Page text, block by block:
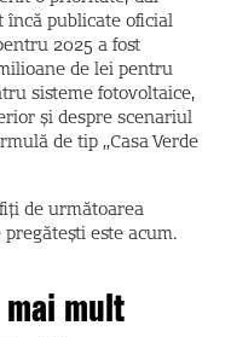
publicate oficial
2025 a fost
de lei pentru
sisteme fotovoltaice,
și despre scenariul
de tip „Casa Verde
de următoarea
este acum.
mai mult